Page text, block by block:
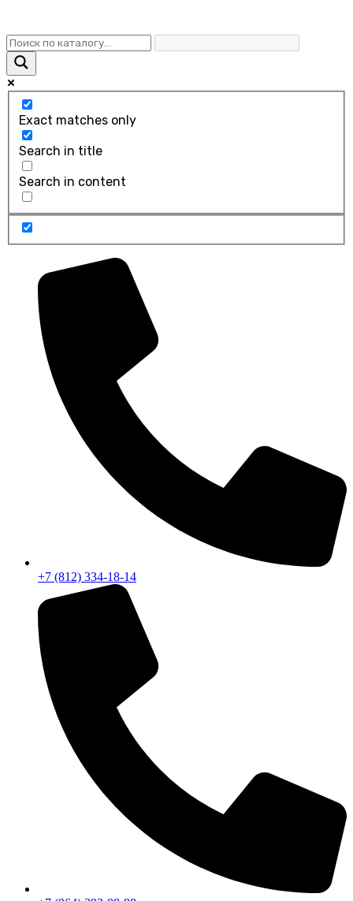
Exact matches only
Search in title
Search in content
+7 (812) 334-18-14